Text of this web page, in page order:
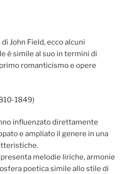
John Field, ecco alcuni
è simile al suo in termini di
romanticismo e opere
1849)
influenzato direttamente
e ampliato il genere in una
melodie liriche, armonie
poetica simile allo stile di